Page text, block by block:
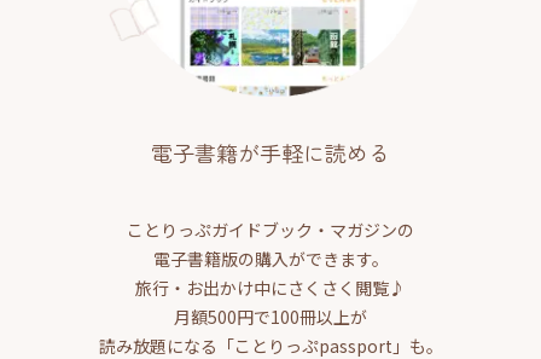
電子書籍が手軽に読める
ことりっぷガイドブック・マガジンの
電子書籍版の購入ができます。
旅行・お出かけ中にさくさく閲覧♪
月額500円で100冊以上が
読み放題になる「ことりっぷpassport」も。